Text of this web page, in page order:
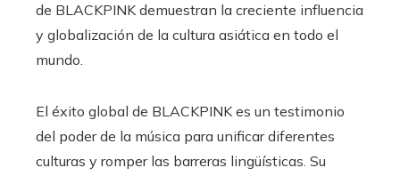
de BLACKPINK demuestran la creciente influencia
y globalización de la cultura asiática en todo el
mundo.
El éxito global de BLACKPINK es un testimonio
del poder de la música para unificar diferentes
culturas y romper las barreras lingüísticas. Su